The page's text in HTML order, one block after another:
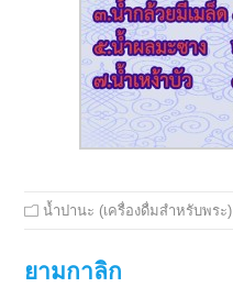
น้ำปานะ (เครื่องดื่มสำหรับพระ)
ยามกาลิก